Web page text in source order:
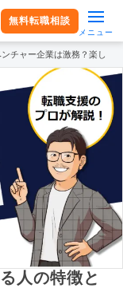
無料転職相談
メニュー
ンチャー企業は激務？楽しめ
人の特徴と